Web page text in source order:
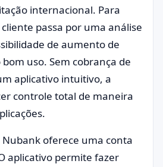
internacional. Para
passa por uma análise
de aumento de
uso. Sem cobrança de
aplicativo intuitivo, a
controle total de maneira
oferece uma conta
aplicativo permite fazer